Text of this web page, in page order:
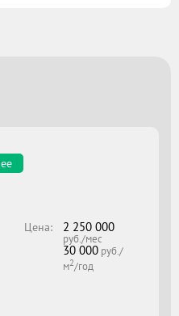
Цена: 2 250 000
руб./мес
30 000руб./
м2/год